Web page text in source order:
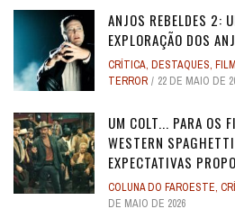
ANJOS REBELDES 2:
EXPLORAÇÃO DOS
CRÍTICA, DESTAQUES,
TERROR
22 DE MAIO DE
UM COLT... PARA OS
WESTERN
EXPECTATIVAS
COLUNA DO FAROESTE,
DE MAIO DE 2026